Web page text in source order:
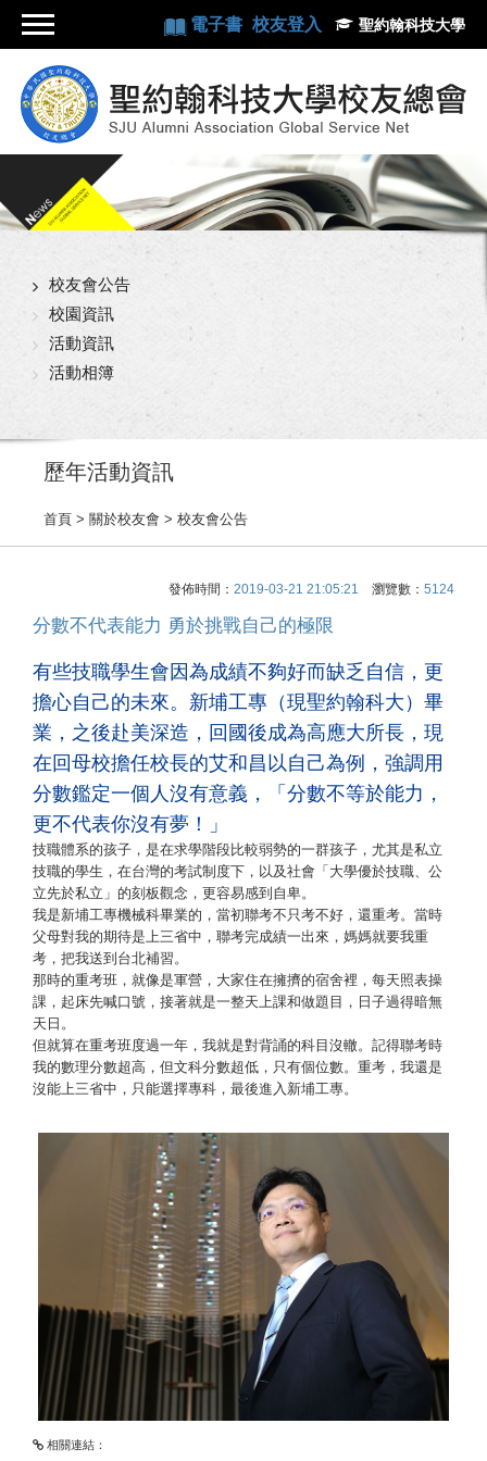
電子書 校友登入 聖約翰科技大學
校友會公告
校園資訊
活動資訊
活動相簿
歷年活動資訊
首頁 > 關於校友會 > 校友會公告
發佈時間： 2019-03-21 21:05:21 瀏覽數： 5124
分數不代表能力 勇於挑戰自己的極限
有些技職學生會因為成績不夠好而缺乏自信，更
擔心自己的未來。新埔工專（現聖約翰科大）畢
業，之後赴美深造，回國後成為高應大所長，現
在回母校擔任校長的艾和昌以自己為例，強調用
分數鑑定一個人沒有意義，「分數不等於能力，
更不代表你沒有夢！」
技職體系的孩子，是在求學階段比較弱勢的一群孩子，尤其是私立
技職的學生，在台灣的考試制度下，以及社會「大學優於技職、公
立先於私立」的刻板觀念，更容易感到自卑。
我是新埔工專機械科畢業的，當初聯考不只考不好，還重考。當時
父母對我的期待是上三省中，聯考完成績一出來，媽媽就要我重
考，把我送到台北補習。
那時的重考班，就像是軍營，大家住在擁擠的宿舍裡，每天照表操
課，起床先喊口號，接著就是一整天上課和做題目，日子過得暗無
天日。
但就算在重考班度過一年，我就是對背誦的科目沒轍。記得聯考時
我的數理分數超高，但文科分數超低，只有個位數。重考，我還是
沒能上三省中，只能選擇專科，最後進入新埔工專。
相關連結：